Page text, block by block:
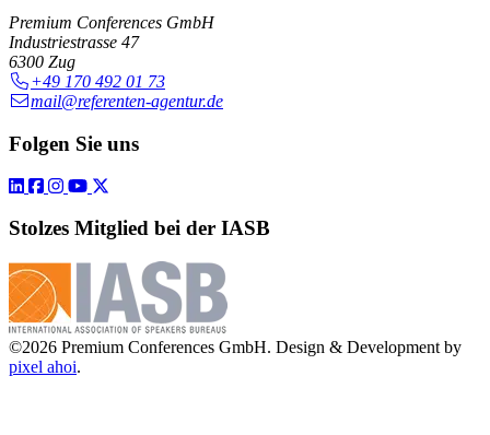
Premium Conferences GmbH
Industriestrasse 47
6300 Zug
+49 170 492 01 73
mail@referenten-agentur.de
Folgen Sie uns
Stolzes Mitglied bei der IASB
©2026 Premium Conferences GmbH. Design & Development by
pixel ahoi.